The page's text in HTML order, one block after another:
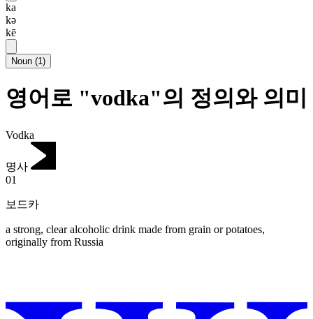
ka
kə
kē
Noun (1)
영어로 "vodka"의 정의와 의미
Vodka
명사
01
보드카
a strong, clear alcoholic drink made from grain or potatoes,
originally from Russia